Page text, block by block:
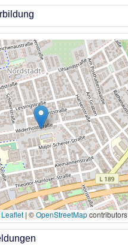
|©OpenStreetMapcontributors